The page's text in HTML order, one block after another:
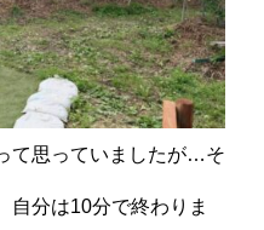
て思っていましたが…そ
自分は10分で終わりま